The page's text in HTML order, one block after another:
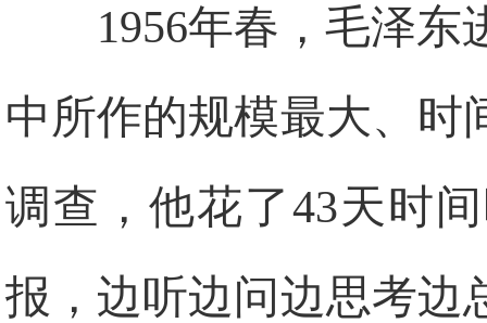
1956年春，毛泽
中所作的规模最大、时
调查，他花了43天时
报，边听边问边思考边